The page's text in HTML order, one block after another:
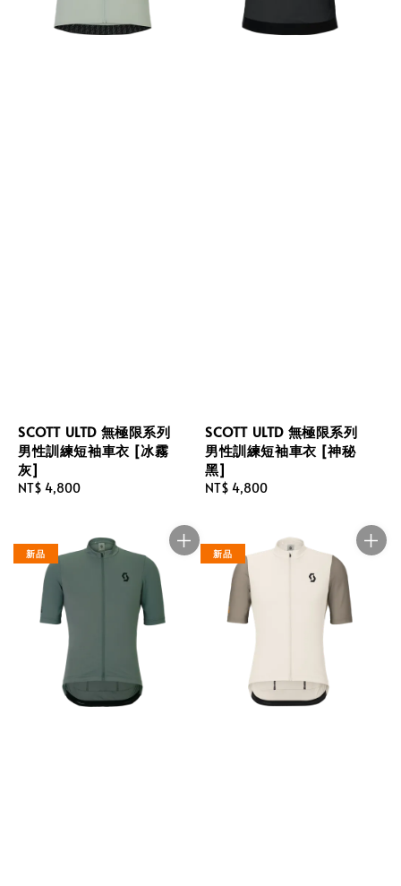
SCOTT ULTD 無極限系列
男性訓練短袖車衣 [冰霧
灰]
Regular
NT$ 4,800
SCOTT ULTD 無極限系列
男性訓練短袖車衣 [神秘
黑]
Regular
NT$ 4,800
新品 新品